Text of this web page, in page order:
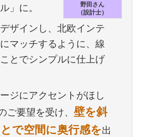
野田さん
（設計士）
」に。
ザインし、北欧インテ
マッチするように、線
とでシンプルに仕上げ
ジにアクセントがほし
ご要望を受け、壁を斜
で空間に奥行感を出